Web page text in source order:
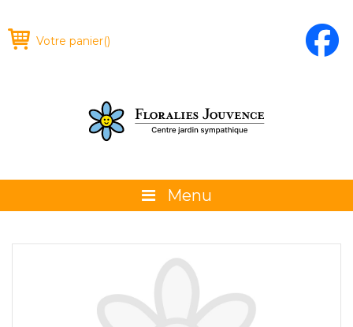
Votre panier()
Menu
La boutique
Promotions et évènements